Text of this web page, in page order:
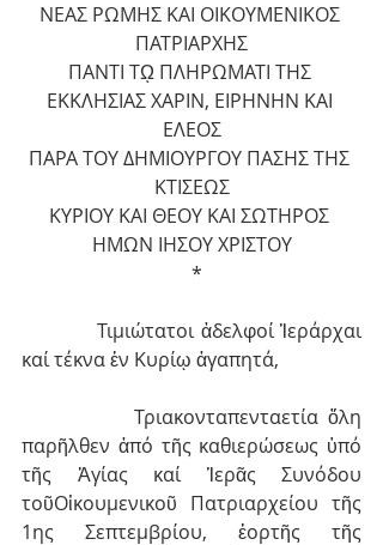
ΝΕΑΣ ΡΩΜΗΣ ΚΑΙ ΟΙΚΟΥΜΕΝΙΚΟΣ
ΠΑΤΡΙΑΡΧΗΣ
ΠΑΝΤΙ Τῼ ΠΛΗΡΩΜΑΤΙ ΤΗΣ
ΕΚΚΛΗΣΙΑΣ ΧΑΡΙΝ, ΕΙΡΗΝΗΝ ΚΑΙ
ΕΛΕΟΣ
ΠΑΡΑ ΤΟΥ ΔΗΜΙΟΥΡΓΟΥ ΠΑΣΗΣ ΤΗΣ
ΚΤΙΣΕΩΣ
ΚΥΡΙΟΥ ΚΑΙ ΘΕΟΥ ΚΑΙ ΣΩΤΗΡΟΣ
ΗΜΩΝ ΙΗΣΟΥ ΧΡΙΣΤΟΥ
*
Τιμιώτατοι ἀδελφοί Ἱεράρχαι
καί τέκνα ἐν Κυρίῳ ἀγαπητά,
Τριακονταπενταετία ὅλη
παρῆλθεν ἀπό τῆς καθιερώσεως ὑπό
τῆς Ἁγίας καί Ἱερᾶς Συνόδου
τοῦΟἰκουμενικοῦ Πατριαρχείου τῆς
1ης Σεπτεμβρίου, ἑορτῆς τῆς